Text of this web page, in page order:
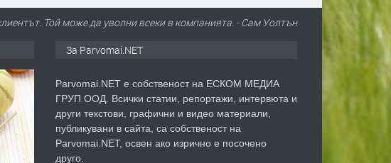
Той може да уволни всеки в компанията. - Сам Уолтън
За Parvomai.NET
Parvomai.NET е собственост на ЕСКОМ МЕДИА
ГРУП ООД. Всички статии, репортажи, интервюта и
други текстови, графични и видео материали,
публикувани в сайта, са собственост на
Parvomai.NET, освен ако изрично е посочено
друго.